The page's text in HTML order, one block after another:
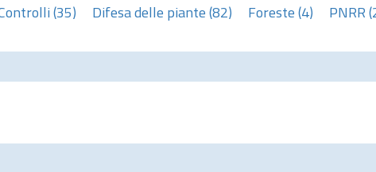
(35) Difesa delle piante (82) Foreste (4) PNRR